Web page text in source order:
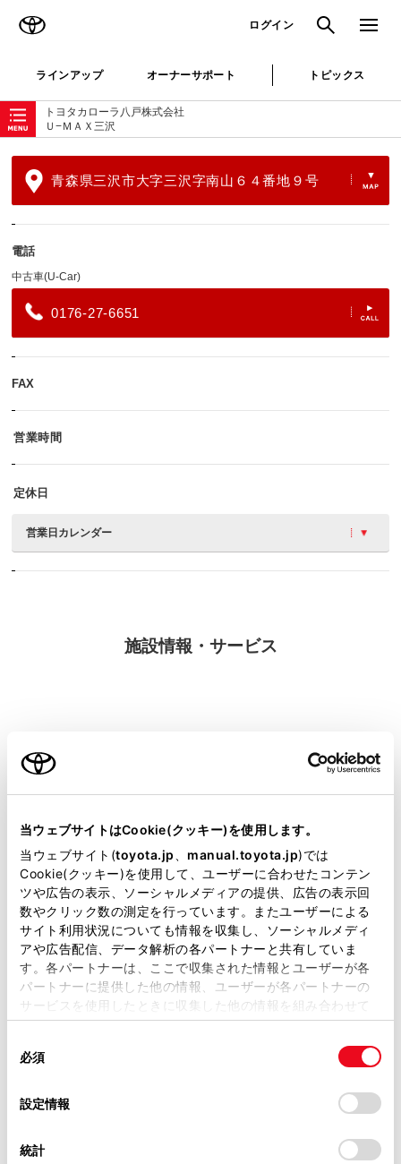
当ウェブサイトはCookie(クッキー)を使用します。
当ウェブサイト(toyota.jp manual.toyota.jp)では
Cookie(クッキー)を使用して、ユーザーに合わせたコンテン
ツや広告の表示、ソーシャルメディアの提供、広告の表示回
数やクリック数の測定を行っています。またユーザーによる
サイト利用状況についても情報を収集し、ソーシャルメディ
アや広告配信、データ解析の各パートナーと共有していま
す。各パートナーは、ここで収集された情報とユーザーが各
パートナーに提供した他の情報、ユーザーが各パートナーの
サービスを使用したときに収集した他の情報を組み合わせて
使用することがあります。当ウェブサイトの使用を続行する
デバイスにすべてのCookie(クッキー)が保存されることに同
意したことになります。Cookie(クッキー)のオプトアウト、
設定の変更、同意を撤回したりするにあたっては、当社の
「Cookie（クッキー）情報の取り扱いについて
」をご覧くだ
必須
設定情報
統計
ログイン 検索 メニュ
ラインアップ オーナーサポート トピックス
トヨタカローラ八戸株式会社
Ｕ−ＭＡＸ三沢
ローカルナビゲーション
青森県三沢市大字三沢字南山６４番地９号
電話
中古車(U-Car)
0176-27-6651
FAX
営業時間
定休日
営業日カレンダー
施設情報・サービス
中古車 軽自動車
販売店ウェブサイト
営業日カレンダー